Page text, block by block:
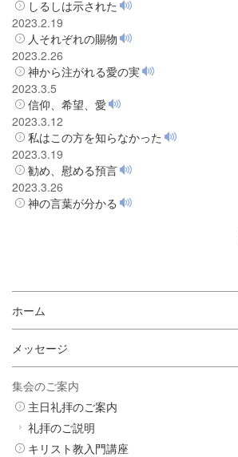
しるしは示された
2023.2.19
人それぞれの賜物
2023.2.26
神から注がれる愛の実
2023.3.5
信仰、希望、愛
2023.3.12
私はこの方を知らなかった
2023.3.19
勧め、慰める預言
2023.3.26
神の言葉が分かる
ホーム
メッセージ
集会のご案内
主日礼拝のご案内
礼拝のご説明
キリスト教入門講座